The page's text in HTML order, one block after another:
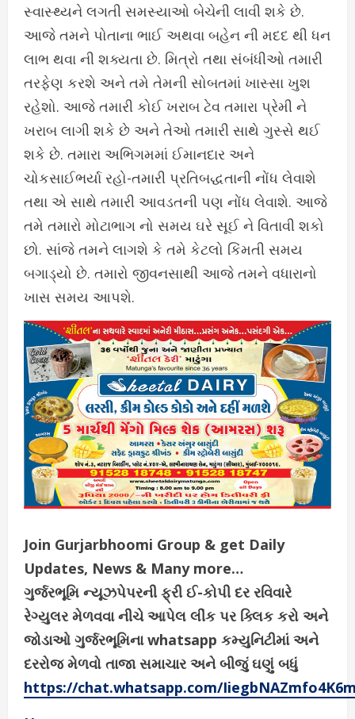
સ્વાસ્થ્યને લગતી સમસ્યાઓ બેચેની લાવી શકે છે.
આજે તમને પોતાના ભાઈ અથવા બહેન ની મદદ થી ધન
લાભ થવા ની શક્યતા છે. મિત્રો તથા સંબંધીઓ તમારી
તરફેણ કરશે અને તમે તેમની સોબતમાં ખાસ્સા ખુશ
રહેશો. આજે તમારી કોઈ ખરાબ ટેવ તમારા પ્રેમી ને
ખરાબ લાગી શકે છે અને તેઓ તમારી સાથે ગુસ્સે થઈ
શકે છે. તમારા અભિગમમાં ઈમાનદાર અને
ચોકસાઈભર્યા રહો-તમારી પ્રતિબદ્ધતાની નોંધ લેવાશે
તથા એ સાથે તમારી આવડતની પણ નોંધ લેવાશે. આજે
તમે તમારો મોટાભાગ નો સમય ઘરે સૂઈ ને વિતાવી શકો
છો. સાંજે તમને લાગશે કે તમે કેટલો કિંમતી સમય
બગાડ્યો છે. તમારો જીવનસાથી આજે તમને વધારાનો
ખાસ સમય આપશે.
Join Gurjarbhoomi Group & get Daily
Updates, News & Many more…
ગુર્જરભૂમિ ન્યૂઝપેપરની ફ્રી ઈ-કોપી દર રવિવારે
રેગ્યુલર મેળવવા નીચે આપેલ લીંક પર ક્લિક કરો અને
જોડાઓ ગુર્જરભૂમિના whatsapp કમ્યુનિટીમાં અને
દરરોજ મેળવો તાજા સમાચાર અને બીજું ઘણું બધું
https://chat.whatsapp.com/